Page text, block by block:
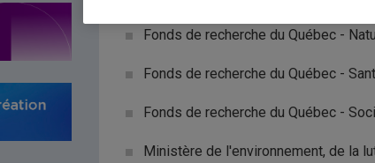
Fonds de recherche du Québec -
Fonds de recherche du Québec -
Fonds de recherche du Québec -
Ministère de l'environnement, de la